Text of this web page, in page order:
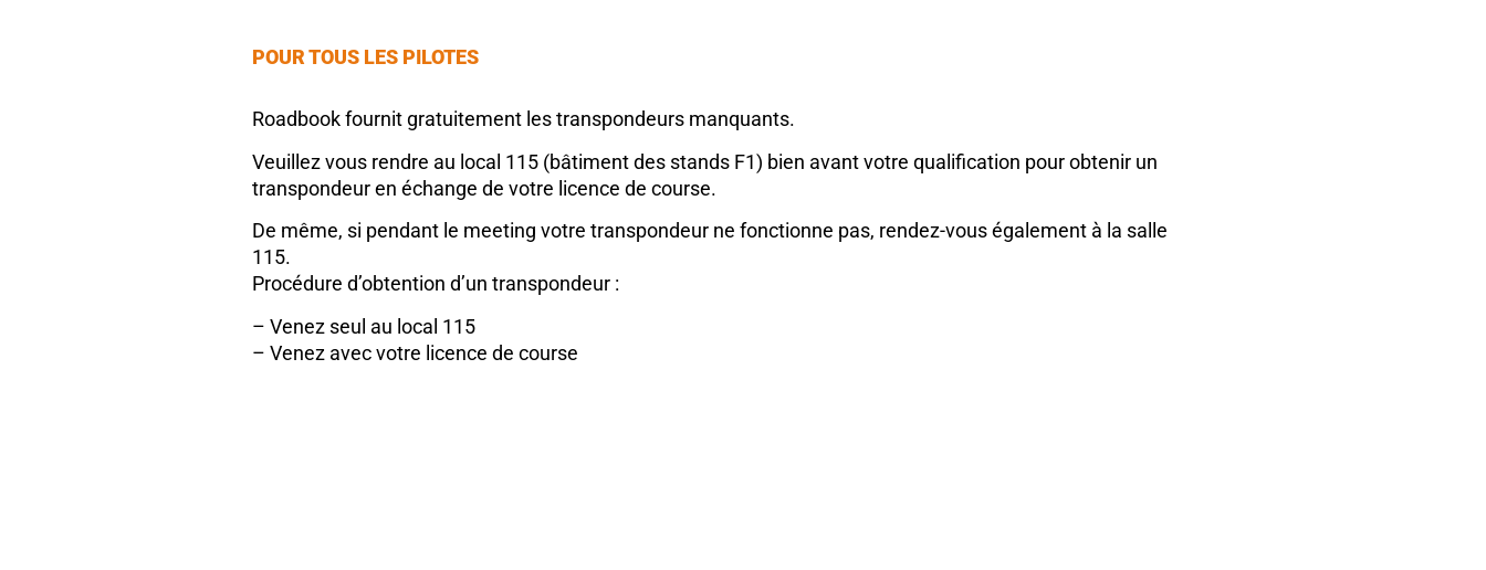
POUR TOUS LES PILOTES
Roadbook fournit gratuitement les transpondeurs manquants.
Veuillez vous rendre au local 115 (bâtiment des stands F1) bien avant votre qualification pour obtenir un
transpondeur en échange de votre licence de course.
De même, si pendant le meeting votre transpondeur ne fonctionne pas, rendez-vous également à la salle
115.
Procédure d’obtention d’un transpondeur :
– Venez seul au local 115
– Venez avec votre licence de course